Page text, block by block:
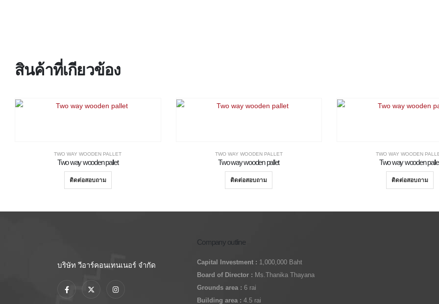
สินค้าที่เกียวข้อง
TWO WAY WOODEN PALLET
Two way wooden pallet
ติดต่อสอบถาม
TWO WAY WOODEN PALLET
Two way wooden pallet
ติดต่อสอบถาม
TWO WAY WOODEN
Two way wooden
ติดต่อสอบถาม
บริษัท วีอาร์คอนเทนเนอร์ จำกัด
Company outline
Capital Investment : 1,000,000 Baht
Board of Director : Ms.Thanika Thayana
Grounds area : 6 rai
Building area : 4.5 rai